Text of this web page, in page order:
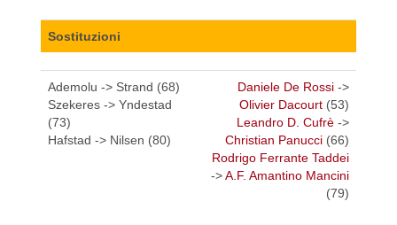
Sostituzioni
Ademolu -> Strand (68)
Szekeres -> Yndestad
(73)
Hafstad -> Nilsen (80)
Daniele De Rossi ->
Olivier Dacourt (53)
Leandro D. Cufrè ->
Christian Panucci (66)
Rodrigo Ferrante Taddei
->A.F. Amantino Mancini
(79)